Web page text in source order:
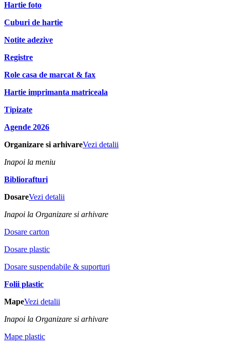
Hartie foto
Cuburi de hartie
Notite adezive
Registre
Role casa de marcat & fax
Hartie imprimanta matriceala
Tipizate
Agende 2026
Organizare si arhivareVezi detalii
Inapoi la meniu
Bibliorafturi
DosareVezi detalii
Inapoi la Organizare si arhivare
Dosare carton
Dosare plastic
Dosare suspendabile & suporturi
Folii plastic
MapeVezi detalii
Inapoi la Organizare si arhivare
Mape plastic